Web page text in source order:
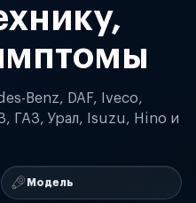
Benz, DAF, Iveco,
ГАЗ, Урал, Isuzu, Hino и
Модель